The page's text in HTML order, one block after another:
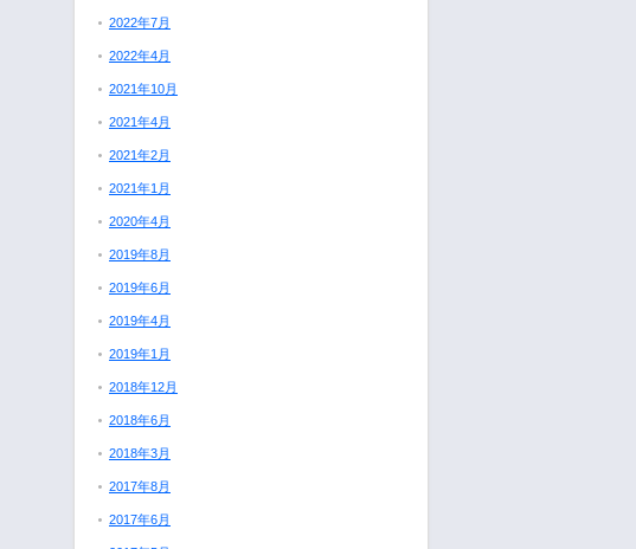
2022年7月
2022年4月
2021年10月
2021年4月
2021年2月
2021年1月
2020年4月
2019年8月
2019年6月
2019年4月
2019年1月
2018年12月
2018年6月
2018年3月
2017年8月
2017年6月